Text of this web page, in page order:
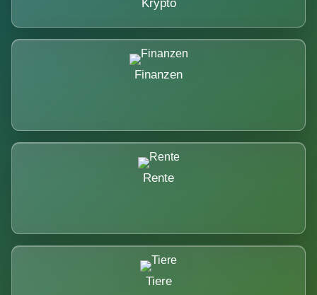
Krypto
Finanzen
Rente
Tiere